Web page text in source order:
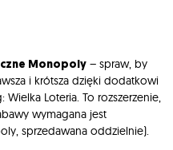
Monopoly – spraw, by
i krótsza dzięki dodatkowi
Wielka Loteria. To rozszerzenie,
wymagana jest
sprzedawana oddzielnie).